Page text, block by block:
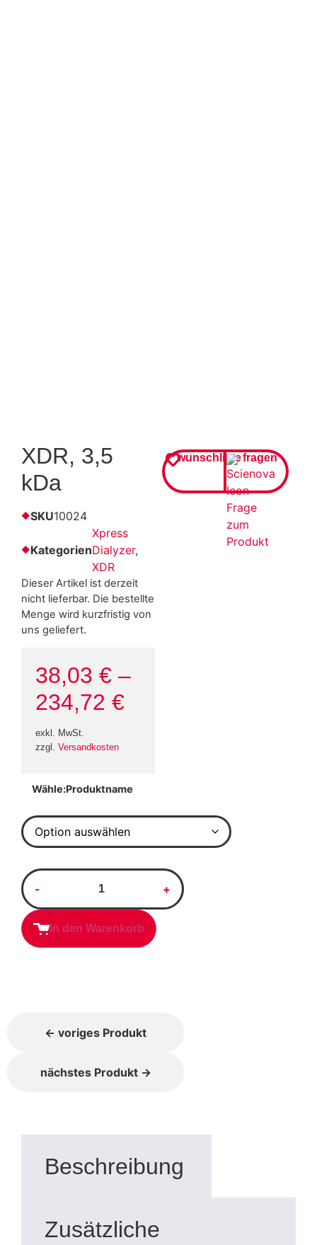
XDR, 3,5
kDa
SKU10024
Kategorien
Xpress
Dialyzer,
XDR
Dieser Artikel ist derzeit
nicht lieferbar. Die bestellte
Menge wird kurzfristig von
uns geliefert.
38,03 € –
234,72 €
exkl. MwSt.
zzgl. Versandkosten
wunschlistefragen
Produktname
In den Warenkorb
← voriges Produkt
nächstes Produkt →
Beschreibung
Zusätzliche